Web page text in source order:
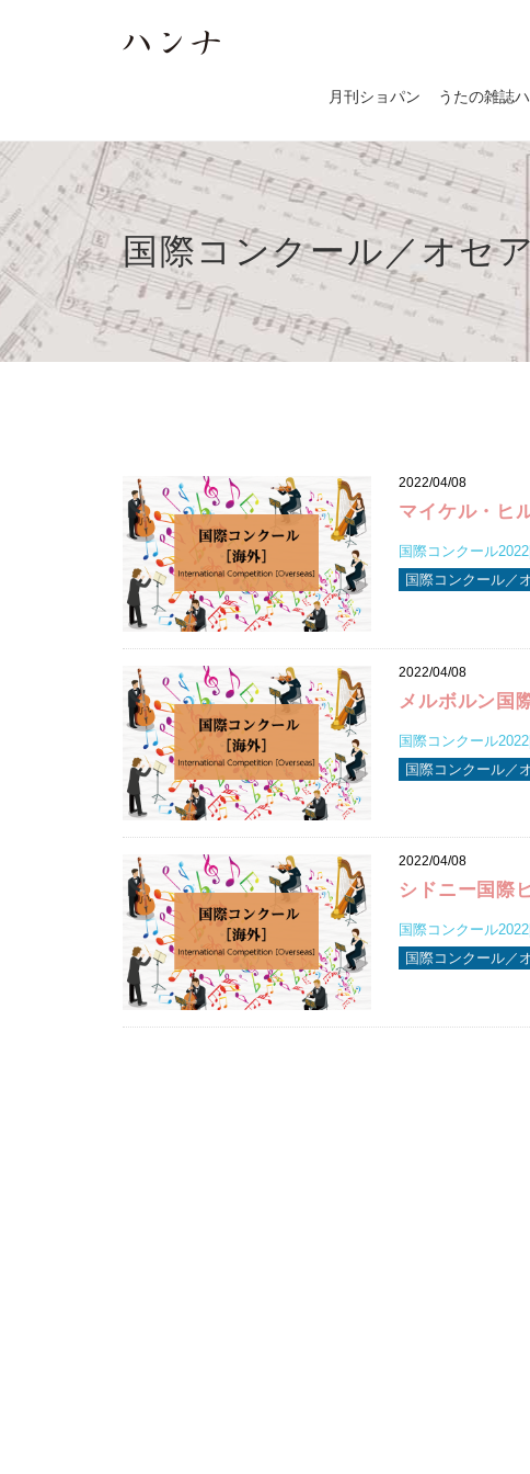
月刊ショパン うたの雑誌
国際コンクール／オセ
2022/04/08
マイケル・ヒ
国際コンクール
国際コンクール／
2022/04/08
メルボルン国
国際コンクール
国際コンクール／
2022/04/08
シドニー国際
国際コンクール
国際コンクール／